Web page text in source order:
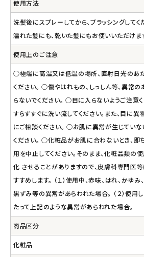
使用方法
洗髪後にスプレーしてから、ブラッシングしてく
濡れた髪にも、乾いた髪にもお使いいただけま
使用上のご注意
○極端に高温又は低温の場所、直射日光のあ
ください。 ○傷やはれもの、しっしん等、異常
らないでください。 ○目に入らないようご注意
すらずすぐに洗い流してください。また、目に
にご相談ください。 ○お肌に異常が生じていな
ください。 ○化粧品がお肌に合わないとき、即
用を中止してください。そのまま、化粧品類の
化 させることがありますので、皮膚科専門医
すすめします。 （１）使用中、赤味、はれ、かゆみ
黒ずみ等の異常があらわれた場合。 （２）使用
たって上記のような異常があらわれた場合。
商品区分
化粧品